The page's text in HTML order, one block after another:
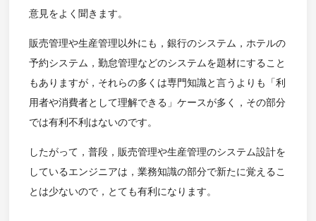
意見をよく聞きます。
販売管理や生産管理以外にも，銀行のシステム，ホテルの
予約システム，勤怠管理などのシステムを題材にすること
もありますが，それらの多くは専門知識と言うよりも「利
用者や消費者として理解できる」ケースが多く，その部分
では有利不利はないのです。
したがって，普段，販売管理や生産管理のシステム設計を
しているエンジニアは，業務知識の部分で新たに覚えるこ
とは少ないので，とても有利になります。